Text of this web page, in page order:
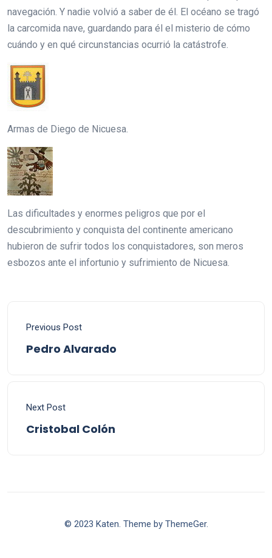
navegación. Y nadie volvió a saber de él. El océano se tragó
la carcomida nave, guardando para él el misterio de cómo
cuándo y en qué circunstancias ocurrió la catástrofe.
Armas de Diego de Nicuesa.
Las dificultades y enormes peligros que por el
descubrimiento y conquista del continente americano
hubieron de sufrir todos los conquistadores, son meros
esbozos ante el infortunio y sufrimiento de Nicuesa.
Previous Post
Pedro Alvarado
Next Post
Cristobal Colón
© 2023 Katen. Theme by ThemeGer.